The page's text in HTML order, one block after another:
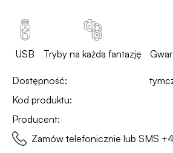
USB Tryby na każdą fantazję
Dostępność:
Kod produktu:
Producent:
Zamów telefonicznie lub SMS